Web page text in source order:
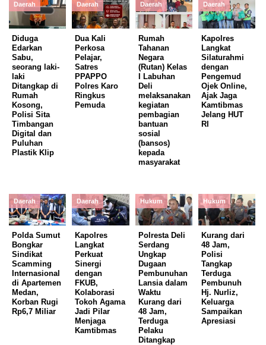
Daerah
Diduga
Edarkan
Sabu,
seorang laki-
laki
Ditangkap di
Rumah
Kosong,
Polisi Sita
Timbangan
Digital dan
Puluhan
Plastik Klip
Daerah
Dua Kali
Perkosa
Pelajar,
Satres
PPAPPO
Polres Karo
Ringkus
Pemuda
Daerah
Rumah
Tahanan
Negara
(Rutan) Kelas
I Labuhan
Deli
melaksanakan
kegiatan
pembagian
bantuan
sosial
(bansos)
kepada
masyarakat
Daerah
Kapolres
Langkat
Silaturahmi
dengan
Pengemud
Ojek Online,
Ajak Jaga
Kamtibmas
Jelang HUT
RI
Daerah
Polda Sumut
Bongkar
Sindikat
Scamming
Internasional
di Apartemen
Medan,
Korban Rugi
Rp6,7 Miliar
Daerah
Kapolres
Langkat
Perkuat
Sinergi
dengan
FKUB,
Kolaborasi
Tokoh Agama
Jadi Pilar
Menjaga
Kamtibmas
Hukum
Polresta Deli
Serdang
Ungkap
Dugaan
Pembunuhan
Lansia dalam
Waktu
Kurang dari
48 Jam,
Terduga
Pelaku
Ditangkap
Hukum
Kurang dari
48 Jam,
Polisi
Tangkap
Terduga
Pembunuh
Hj. Nurliz,
Keluarga
Sampaikan
Apresiasi